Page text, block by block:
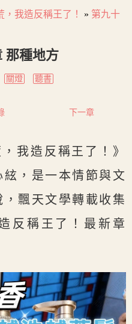
，我造反稱王了！ » 第九十
那種地方
關燈 聽書
下一章
我造反稱王了！》
，是一本情節與文
飄天文學轉載收集
反稱王了！最新章